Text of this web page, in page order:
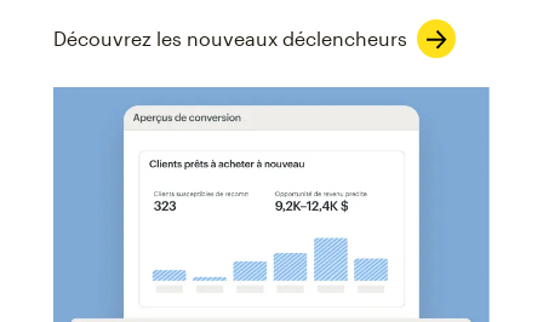
Découvrez les nouveaux déclencheurs